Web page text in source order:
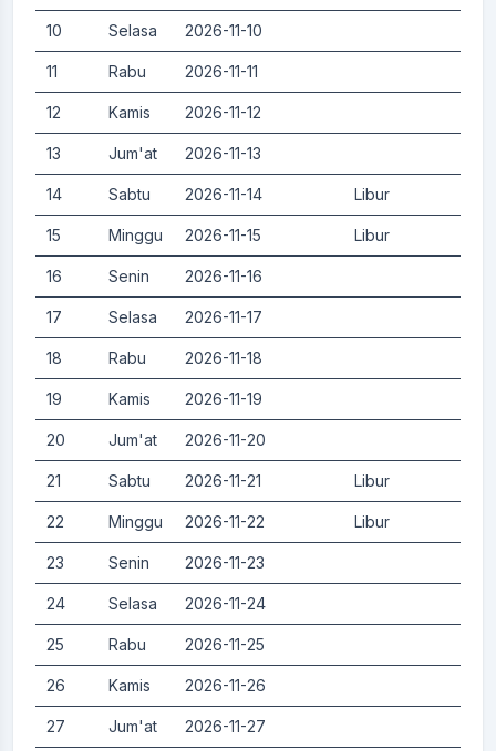
10 Selasa 2026-11-10
11 Rabu 2026-11-11
12 Kamis 2026-11-12
13 Jum'at 2026-11-13
14 Sabtu 2026-11-14 Libur
15 Minggu 2026-11-15 Libur
16 Senin 2026-11-16
17 Selasa 2026-11-17
18 Rabu 2026-11-18
19 Kamis 2026-11-19
20 Jum'at 2026-11-20
21 Sabtu 2026-11-21 Libur
22 Minggu 2026-11-22 Libur
23 Senin 2026-11-23
24 Selasa 2026-11-24
25 Rabu 2026-11-25
26 Kamis 2026-11-26
27 Jum'at 2026-11-27